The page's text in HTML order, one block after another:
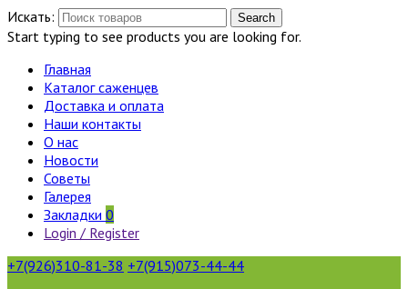
Искать: Search
Start typing to see products you are looking for.
Главная
Каталог саженцев
Доставка и оплата
Наши контакты
О нас
Новости
Советы
Галерея
Закладки 0
Login / Register
+7(926)310-81-38 +7(915)073-44-44